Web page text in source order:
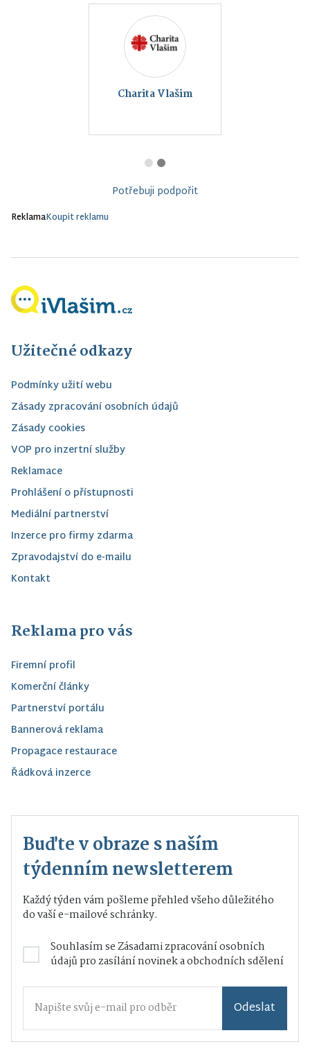
Charita Vlašim
Potřebuji podpořit
ReklamaKoupit reklamu
Užitečné odkazy
Podmínky užití webu
Zásady zpracování osobních údajů
Zásady cookies
VOP pro inzertní služby
Reklamace
Prohlášení o přístupnosti
Mediální partnerství
Inzerce pro firmy zdarma
Zpravodajství do e-mailu
Kontakt
Reklama pro vás
Firemní profil
Komerční články
Partnerství portálu
Bannerová reklama
Propagace restaurace
Řádková inzerce
Buďte v obraze s naším
týdenním newsletterem
Každý týden vám pošleme přehled všeho důležitého
do vaší e-mailové schránky.
Souhlasím seZásadami zpracování osobních
údajůpro zasílání novinek a obchodních sdělení
Odeslat